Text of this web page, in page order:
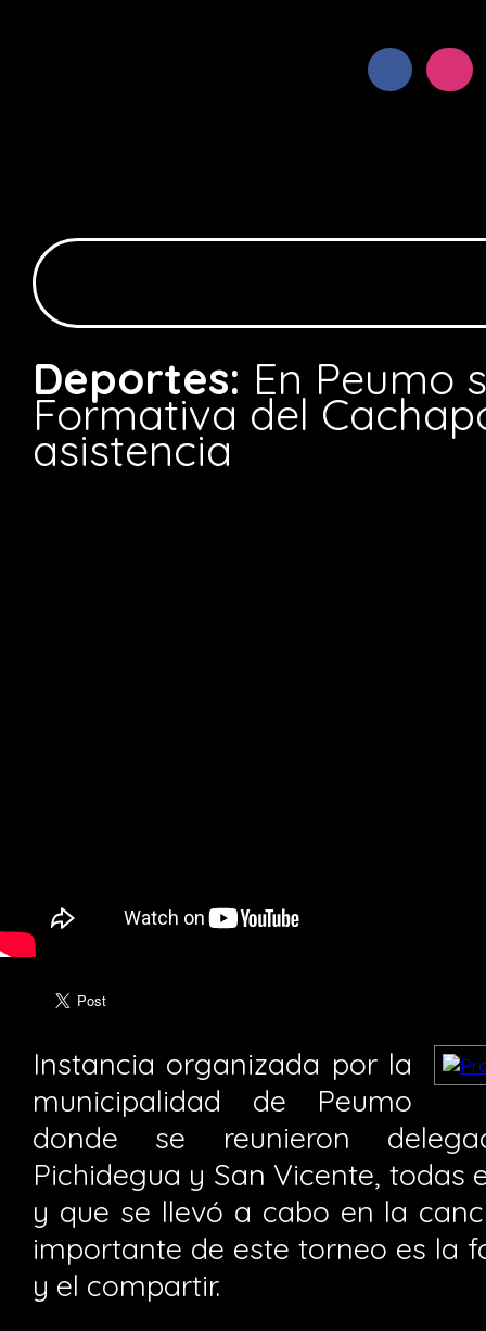
Deportes: En Peumo
Formativa del
asistencia
Instancia organizada por la
municipalidad de Peumo
donde se reunieron
Pichidegua y San Vicente, todas
y que se llevó a cabo en la
importante de este torneo es la
y el compartir.